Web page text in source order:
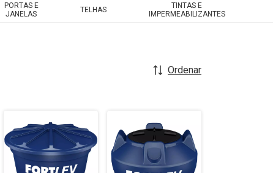
PORTAS E
JANELAS
TELHAS
TINTAS E
IMPERMEABILIZANTES
Ordenar